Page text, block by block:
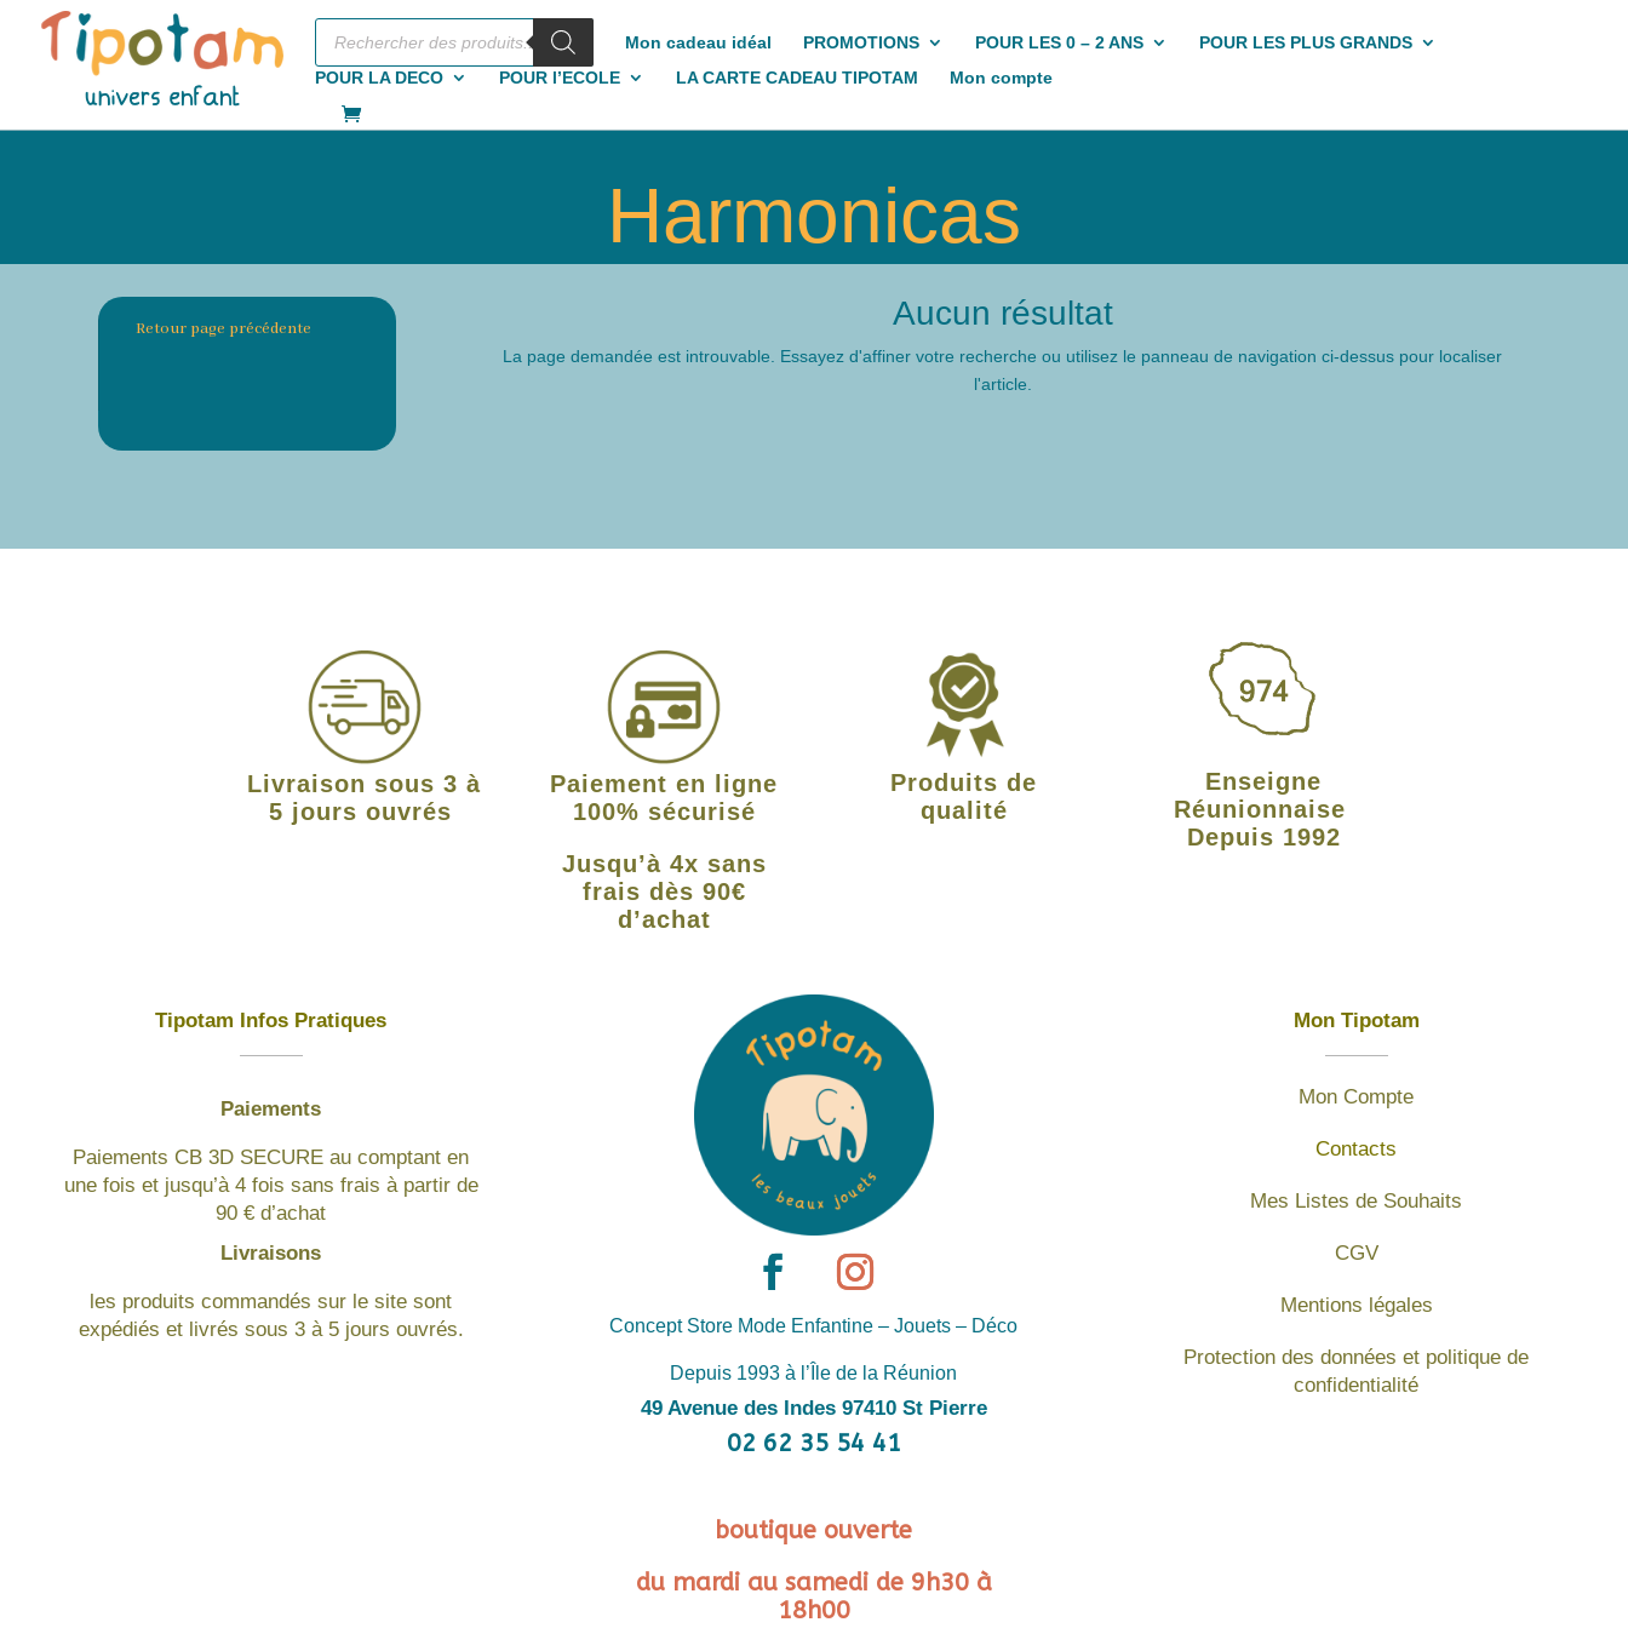
Recherche
produits
Mon cadeau idéal PROMOTIONS POUR LES 0 – 2 ANS
POUR LES PLUS GRANDS
POUR LA DECO
POUR l’ECOLE LA CARTE CADEAU TIPOTAM Mon compte
Harmonicas
Retour page précédente Aucun résultat
La page demandée est introuvable. Essayez d'affiner votre recherche ou utilisez le panneau de navigation ci-dessus pour localiser
l'article.
Livraison sous 3 à
5 jours ouvrés
Paiement en ligne
100% sécurisé
Jusqu’à 4x sans
frais dès 90€
d’achat
Produits de
qualité
Enseigne
Réunionnaise
Depuis 1992
Tipotam Infos Pratiques
Paiements
Paiements CB 3D SECURE au comptant en
une fois et jusqu’à 4 fois sans frais à partir de
90 € d’achat
Livraisons
les produits commandés sur le site sont
expédiés et livrés sous 3 à 5 jours ouvrés.
Concept Store Mode Enfantine – Jouets – Déco
Depuis 1993 à l’Île de la Réunion
49 Avenue des Indes 97410 St Pierre
02 62 35 54 41
boutique ouverte
du mardi au samedi de 9h30 à
18h00
Mon Tipotam
Mon Compte
Contacts
Mes Listes de Souhaits
CGV
Mentions légales
Protection des données et politique de
confidentialité